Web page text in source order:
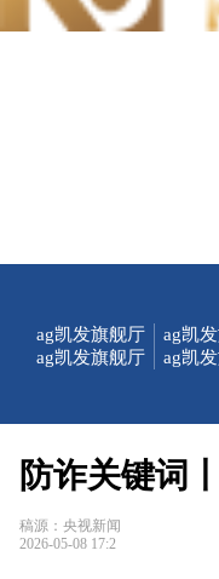
ag凯发旗舰厅
ag凯发旗舰厅
ag凯
ag凯
防诈关键词
稿源：央视新闻
2026-05-08 17:2